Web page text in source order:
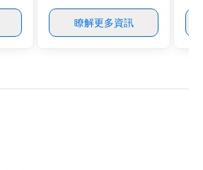
瞭解更多資訊